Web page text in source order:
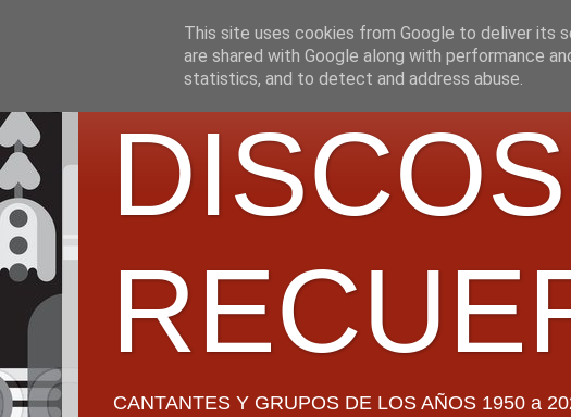
CANTANTES Y GRUPOS DE LOS AÑOS 1950 a
This site uses cookies from Google to deliver its
are shared with Google along with performance
statistics, and to detect and address abuse.